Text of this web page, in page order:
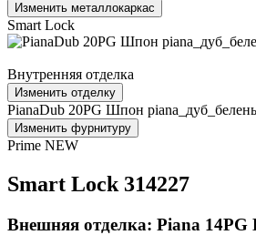
Изменить металлокаркас
Smart Lock
Внутренняя отделка
Изменить отделку
PianaDub 20PG Шпон
Изменить фурнитуру
Prime NEW
Smart Lock 314227
Внешняя отделка: Piana